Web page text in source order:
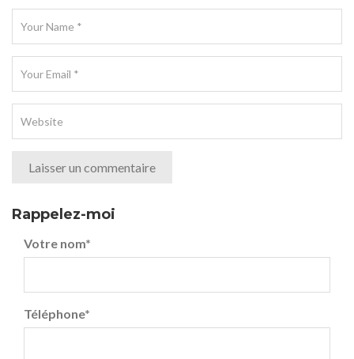
Rappelez-moi
Votre nom*
Téléphone*